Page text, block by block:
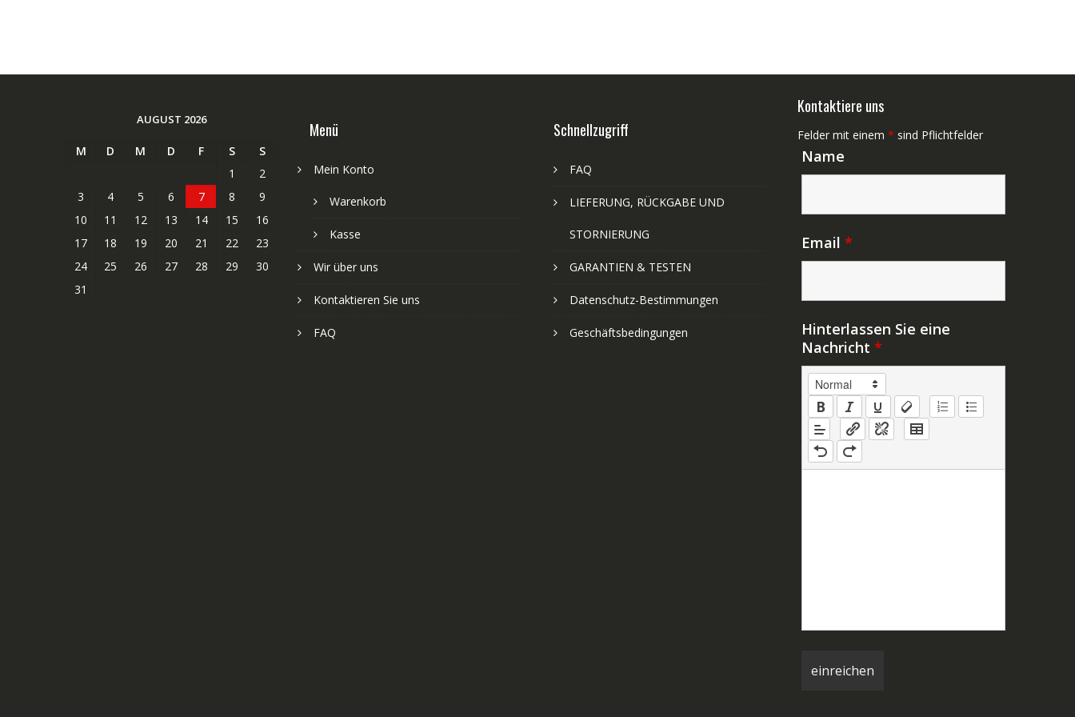
AUGUST 2026
M D M D F S
S
1
2
3
4 5 6 7 8
9
10
11 12 13 14 15
16
17
18 19 20 21 22
23
24
25 26 27 28 29
30
31
Menü
Mein Konto
Warenkorb
Kasse
Wir über uns
Kontaktieren Sie uns
FAQ
Schnellzugriff
FAQ
LIEFERUNG, RÜCKGABE UND
STORNIERUNG
GARANTIEN & TESTEN
Datenschutz-Bestimmungen
Geschäftsbedingungen
Kontaktiere uns
Felder mit einem * sind Pflichtfelder
Name
Email *
Hinterlassen Sie eine
Nachricht *